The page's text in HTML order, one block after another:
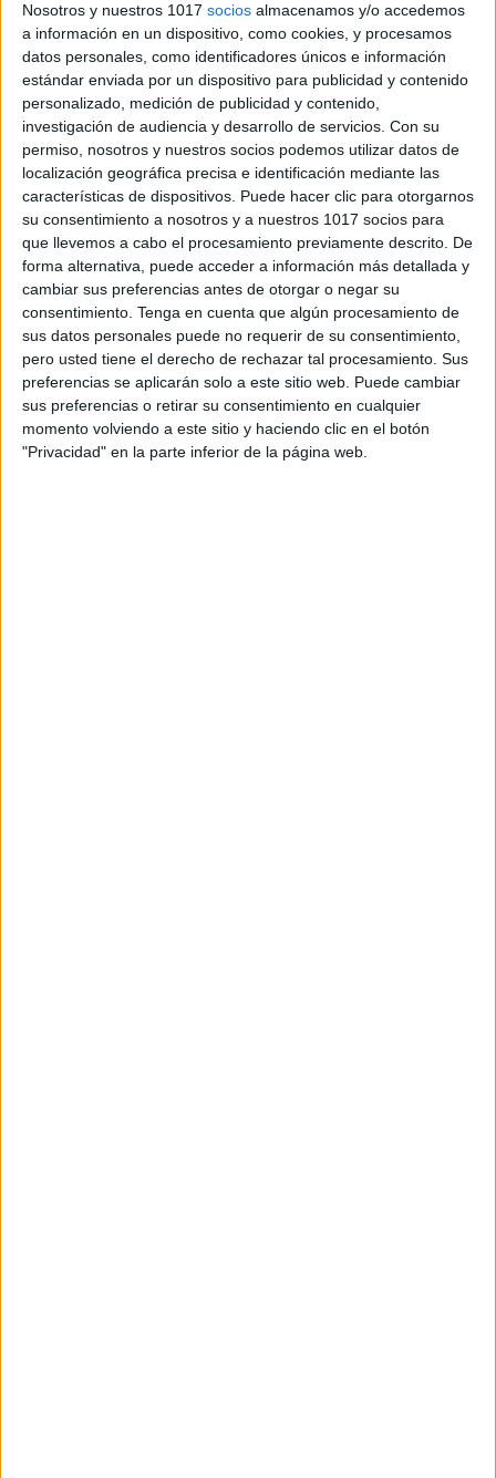
Nosotros y nuestros 1017 socios almacenamos y/o accedemos
a información en un dispositivo, como cookies, y procesamos
datos personales, como identificadores únicos e información
estándar enviada por un dispositivo para publicidad y contenido
personalizado, medición de publicidad y contenido,
investigación de audiencia y desarrollo de servicios. Con su
permiso, nosotros y nuestros socios podemos utilizar datos de
localización geográfica precisa e identificación mediante las
características de dispositivos. Puede hacer clic para otorgarnos
su consentimiento a nosotros y a nuestros 1017 socios para
que llevemos a cabo el procesamiento previamente descrito. De
forma alternativa, puede acceder a información más detallada y
cambiar sus preferencias antes de otorgar o negar su
consentimiento. Tenga en cuenta que algún procesamiento de
sus datos personales puede no requerir de su consentimiento,
pero usted tiene el derecho de rechazar tal procesamiento. Sus
preferencias se aplicarán solo a este sitio web. Puede cambiar
sus preferencias o retirar su consentimiento en cualquier
momento volviendo a este sitio y haciendo clic en el botón
"Privacidad" en la parte inferior de la página web.